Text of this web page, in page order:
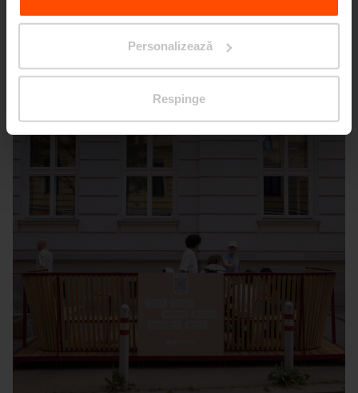
Personalizează
Respinge
Wien – Kandlgasse